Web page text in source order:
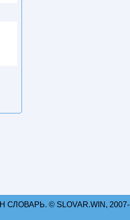
СЛОВАРЬ. © SLOVAR.WIN, 2007-